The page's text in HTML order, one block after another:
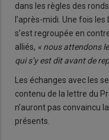
dans les règles des
l’après-midi. Une fois
s’est regroupée en
alliés, « nous attendons
qui s’y est dit avant de
Les échanges avec les
contenu de la lettre du
n’auront pas convaincu
présents.